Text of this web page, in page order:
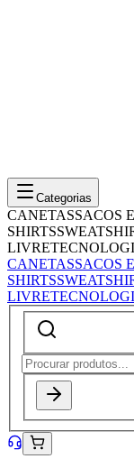
Categorias
CANETASSACOS
SHIRTS
LIVRE
CANETASSACOS
SHIRTS
LIVRE